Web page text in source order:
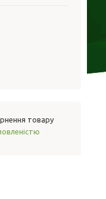
товару